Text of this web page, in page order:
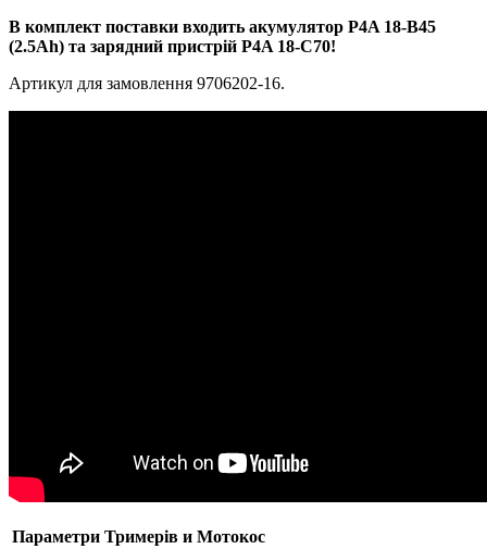
В комплект поставки входить акумулятор P4A 18-B45
(2.5Ah) та зарядний пристрій P4A 18-C70!
Артикул для замовлення 9706202-16.
Параметри Тримерів и Мотокос